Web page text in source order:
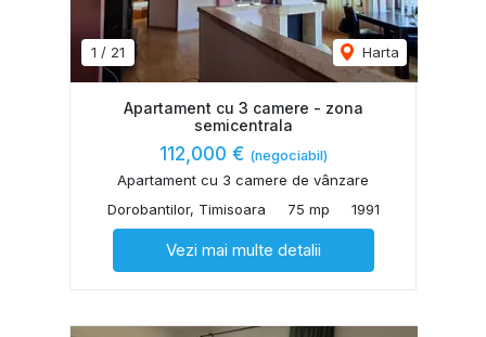
1 / 21 Harta
Apartament cu 3 camere - zona
semicentrala
112,000 € (negociabil)
Apartament cu 3 camere de vânzare
Dorobantilor, Timisoara
75 mp 1991
Vezi mai multe detalii